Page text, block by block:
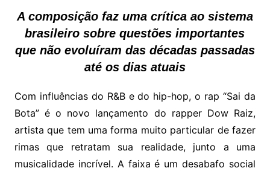
A composição faz uma crítica ao sistema
brasileiro sobre questões importantes
que não evoluíram das décadas passadas
até os dias atuais
Com influências do R&B e do hip-hop, o rap “Sai da
Bota” é o novo lançamento do rapper Dow Raiz,
artista que tem uma forma muito particular de fazer
rimas que retratam sua realidade, junto a uma
musicalidade incrível. A faixa é um desabafo social